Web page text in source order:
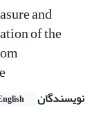
and
of the
نویسندگان